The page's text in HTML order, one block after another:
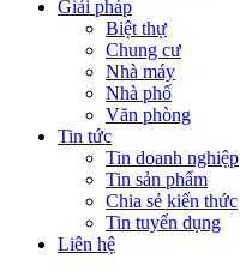
Giải pháp
Biệt thự
Chung cư
Nhà máy
Nhà phố
Văn phòng
Tin tức
Tin doanh nghiệp
Tin sản phẩm
Chia sẻ kiến thức
Tin tuyển dụng
Liên hệ